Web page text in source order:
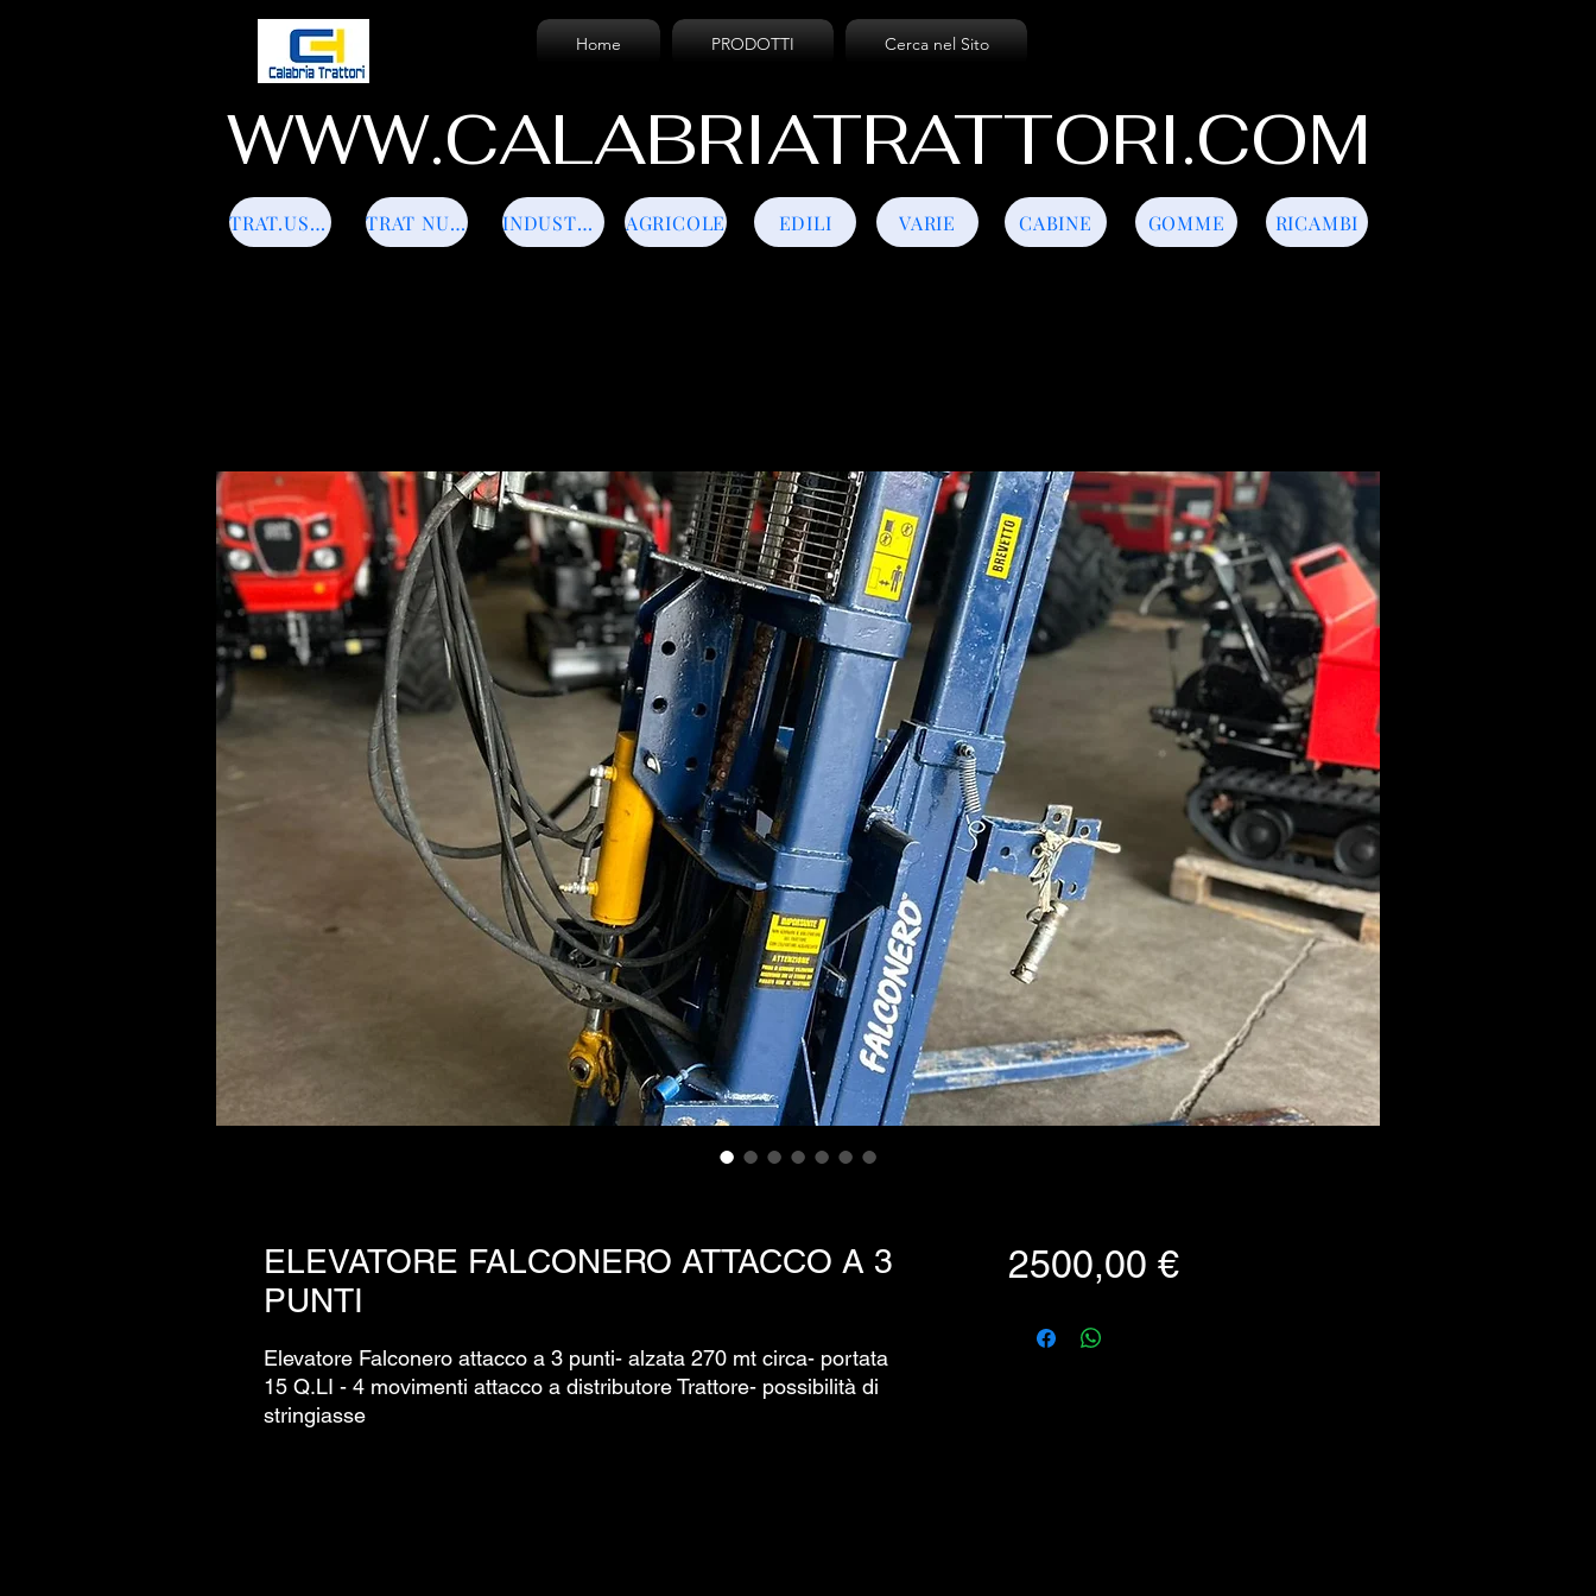
Home PRODOTTI Cerca nel Sito
WWW.CALABRIATRATTORI.COM
TRAT.USATI TRAT NUOVI INDUSTRIALI EDILI
AGRICOLE VARIE GOMME
CABINE RICAMBI
ELEVATORE FALCONERO ATTACCO A 3
PUNTI
Elevatore Falconero attacco a 3 punti- alzata 270 mt circa- portata
15 Q.LI - 4 movimenti attacco a distributore Trattore- possibilità di
stringiasse
2500,00 €Prezzo